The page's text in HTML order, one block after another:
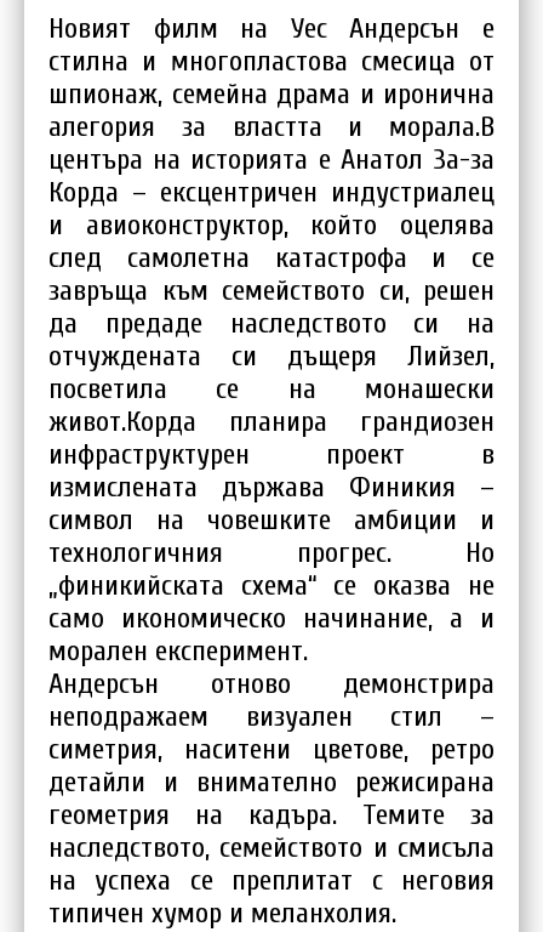
Новият филм на Уес Андерсън е
стилна и многопластова смесица от
шпионаж, семейна драма и иронична
алегория за властта и морала.В
центъра на историята е Анатол За-за
Корда – ексцентричен индустриалец
и авиоконструктор, който оцелява
след самолетна катастрофа и се
завръща към семейството си, решен
да предаде наследството си на
отчуждената си дъщеря Лийзел,
посветила се на монашески
живот.Корда планира грандиозен
инфраструктурен проект в
измислената държава Финикия –
символ на човешките амбиции и
технологичния прогрес. Но
„финикийската схема“ се оказва не
само икономическо начинание, а и
морален експеримент.
Андерсън отново демонстрира
неподражаем визуален стил –
симетрия, наситени цветове, ретро
детайли и внимателно режисирана
геометрия на кадъра. Темите за
наследството, семейството и смисъла
на успеха се преплитат с неговия
типичен хумор и меланхолия.